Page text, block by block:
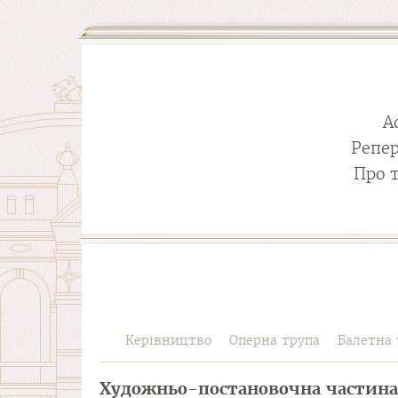
Про
Керівництво Оперна трупа Балетна
Художньо-постановочна частина